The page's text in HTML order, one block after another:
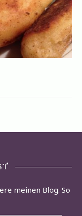
meinen Blog. So